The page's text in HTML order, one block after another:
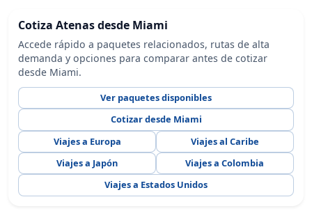
Cotiza Atenas desde Miami
Accede rápido a paquetes relacionados, rutas de alta
demanda y opciones para comparar antes de cotizar
desde Miami.
Ver paquetes disponibles
Cotizar desde Miami
Viajes a Europa
Viajes al Caribe
Viajes a Japón
Viajes a Colombia
Viajes a Estados Unidos